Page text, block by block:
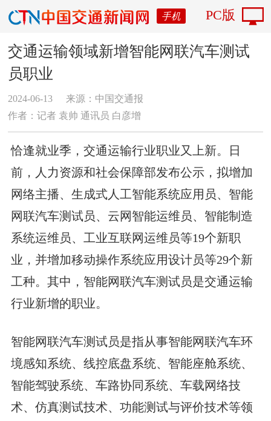
手机 PC版
交通运输领域新增智能网联汽车测试
员职业
2024-06-13
来源：中国交通报
作者：记者 袁帅 通讯员 白彦增
恰逢就业季，交通运输行业职业又上新。日
前，人力资源和社会保障部发布公示，拟增加
网络主播、生成式人工智能系统应用员、智能
网联汽车测试员、云网智能运维员、智能制造
系统运维员、工业互联网运维员等19个新职
业，并增加移动操作系统应用设计员等29个新
工种。其中，智能网联汽车测试员是交通运输
行业新增的职业。
智能网联汽车测试员是指从事智能网联汽车环
境感知系统、线控底盘系统、智能座舱系统、
智能驾驶系统、车路协同系统、车载网络技
术、仿真测试技术、功能测试与评价技术等领